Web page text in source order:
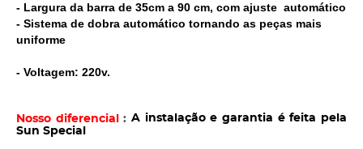
- Largura da barra de 35cm a 90 cm, com ajuste automático
- Sistema de dobra automático tornando as peças mais
uniforme
- Voltagem: 220v.
Nosso diferencial:A instalação e garantia é feita pela
Sun Special